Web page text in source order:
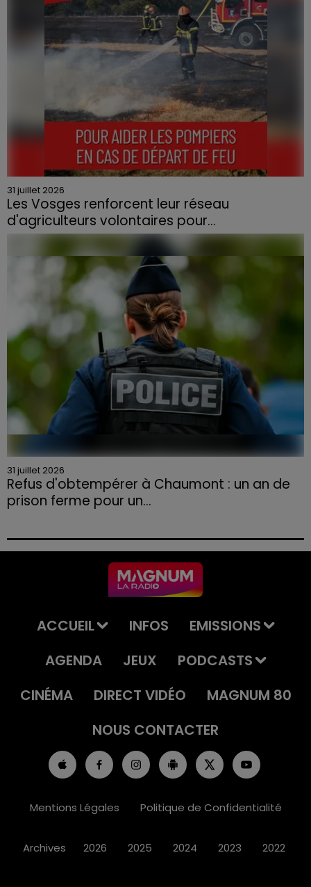
31 juillet 2026
Les Vosges renforcent leur réseau
d'agriculteurs volontaires pour...
Face à la sécheresse et aux risques de départs de feu,
la Chambre d'agriculture des Vosges a lancé un appel
aux agriculteurs volontaires pour venir en aide...
31 juillet 2026
Refus d'obtempérer à Chaumont : un an de
prison ferme pour un...
permis et la confiscation de son véhicule.
ACCUEIL INFOS
EMISSIONS
AGENDA
JEUX
PODCASTS
CINÉMA
DIRECT VIDÉO
MAGNUM 80
NOUS CONTACTER
Mentions Légales Politique de Confidentialité
Archives 2026 2025 2024 2023 2022